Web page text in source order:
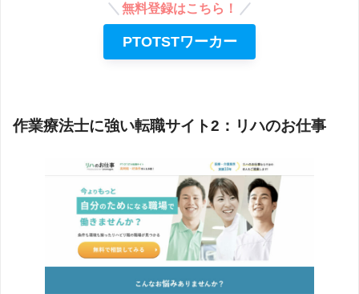
無料登録はこちら！
PTOTSTワーカー
作業療法士に強い転職サイト2：リハのお仕事